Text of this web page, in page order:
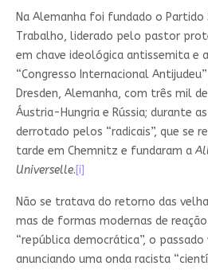
Na Alemanha foi fundado o Partido
Trabalho, liderado pelo pastor
em chave ideológica antissemita e
“Congresso Internacional
Dresden, Alemanha, com três mil
Áustria-Hungria e Rússia; durante
derrotado pelos “radicais”, que se
tarde em Chemnitz e fundaram a
Universelle.[i]
Não se tratava do retorno das
mas de formas modernas de
“república democrática”, o
anunciando uma onda racista